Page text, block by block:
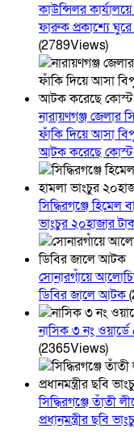
কাউন্সিলর
ফারুক প্রকাশ্যে
(2789Views)
নারায়ণগঞ্জ জেলার
ফাঁকি দিয়ে আসা
আটক করেছে কোস্ট
সিদ্ধিরগঞ্জে হিমেল
ভাংচুর ২০হাজার
সোনারগাঁয়ে
ডিবির জালে আটক
নাসিক ৩ নং ওয়ার্ডে
(2365Views)
সিদ্ধিরগঞ্জে তাঁতী
প্রধানমন্ত্রীর ছবি